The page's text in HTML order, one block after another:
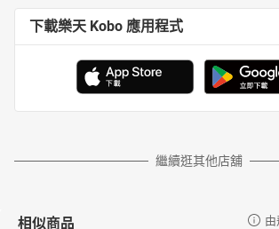
下載樂天 Kobo 應用程式
繼續逛其他店舖
相似商品